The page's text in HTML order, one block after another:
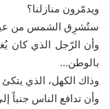
ويدمّرون منازلنا؟
ستُشرِق الشمس من
وأن الرّجل الذي كان
بالوطن…
وذاك الكهل، الذي
وأن تدافع الناس جنباً